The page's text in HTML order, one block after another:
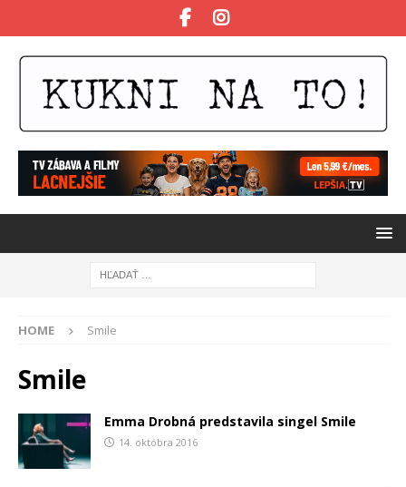
HOME Smile
Smile
Emma Drobná predstavila singel Smile
14. októbra 2016